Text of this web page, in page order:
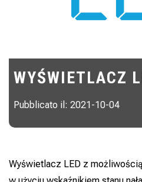
WYŚWIETLACZ
Pubblicato il: 2021-10-04
Wyświetlacz LED z